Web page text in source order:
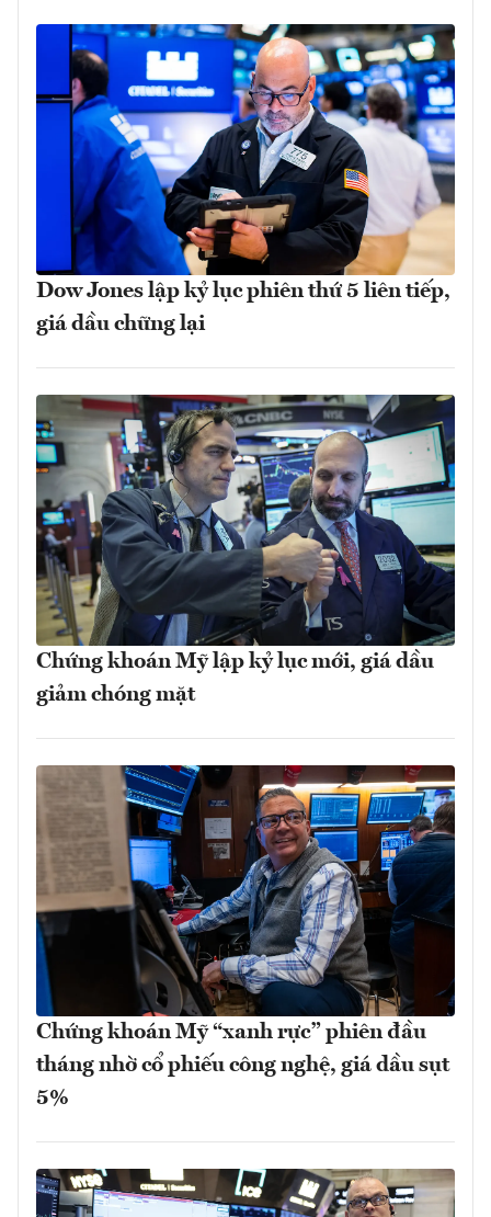
Dow Jones lập kỷ lục phiên thứ 5 liên tiếp,
giá dầu chững lại
Chứng khoán Mỹ lập kỷ lục mới, giá dầu
giảm chóng mặt
Chứng khoán Mỹ “xanh rực” phiên đầu
tháng nhờ cổ phiếu công nghệ, giá dầu sụt
5%